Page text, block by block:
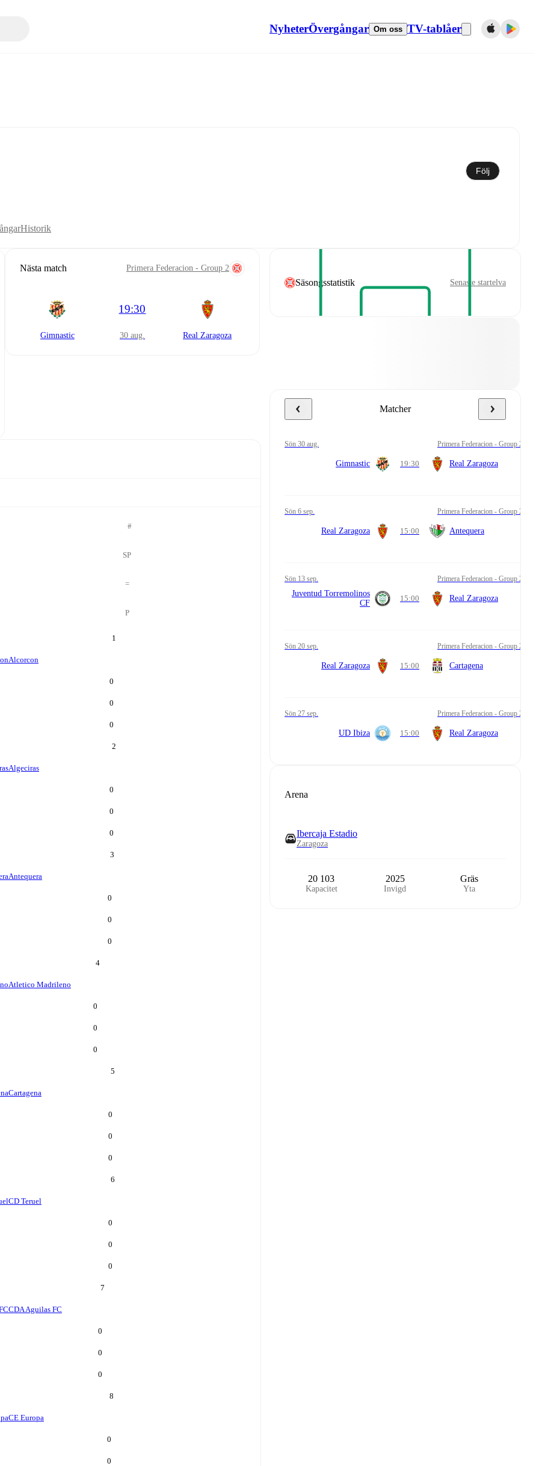
NyheterÖvergångar Om oss TV-tablåer
Följ
Historik
Nästa match Primera Federacion - Group 2
Gimnastic
19:30
30 aug. Real Zaragoza
#
SP
=
P
1
Alcorcon
0
0
0
2
Algeciras
0
0
0
3
Antequera
0
0
0
4
Atletico Madrileno
0
0
0
5
Cartagena
0
0
0
6
CD Teruel
0
0
0
7
CDA Aguilas FC
0
0
0
8
CE Europa
0
0
Säsongsstatistik Senaste startelva
Matcher
sön 30 aug. Primera Federacion - Group 2
Gimnastic 19:30 Real Zaragoza
sön 6 sep. Primera Federacion - Group 2
Real Zaragoza 15:00 Antequera
sön 13 sep. Primera Federacion - Group 2
Juventud Torremolinos
CF
15:00 Real Zaragoza
sön 20 sep. Primera Federacion - Group 2
Real Zaragoza 15:00 Cartagena
sön 27 sep. Primera Federacion - Group 2
UD Ibiza 15:00 Real Zaragoza
Arena
Ibercaja Estadio
Zaragoza
20 103
Kapacitet
2025
Invigd
Gräs
Yta